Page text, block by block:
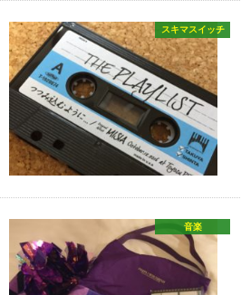
スキマスイッチ
音楽